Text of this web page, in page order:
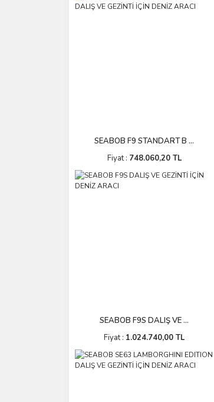
SEABOB F9 STANDART B ...
Fiyat : 748.060,20 TL
SEABOB F9S DALIŞ VE ...
Fiyat : 1.024.740,00 TL